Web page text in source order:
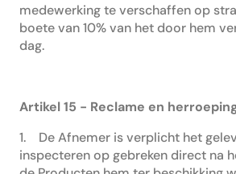
medewerking te verschaffen op
boete van 10% van het door hem
dag.
Artikel 15 - Reclame en
1. De Afnemer is verplicht het
inspecteren op gebreken direct na